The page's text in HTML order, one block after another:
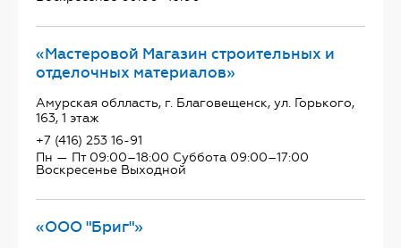
«Мастеровой Магазин строительных и
отделочных материалов»
Амурская облласть, г. Благовещенск, ул. Горького,
163, 1 этаж
+7 (416) 253 16-91
Пн — Пт 09:00–18:00 Суббота 09:00–17:00
Воскресенье Выходной
«ООО "Бриг"»